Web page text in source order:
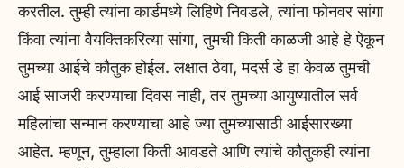
करतील. तुम्ही त्यांना कार्डमध्ये लिहिणे निवडले, त्यांना फोनवर सांगा
किंवा त्यांना वैयक्तिकरित्या सांगा, तुमची किती काळजी आहे हे ऐकून
तुमच्या आईचे कौतुक होईल. लक्षात ठेवा, मदर्स डे हा केवळ तुमची
आई साजरी करण्याचा दिवस नाही, तर तुमच्या आयुष्यातील सर्व
महिलांचा सन्मान करण्याचा आहे ज्या तुमच्यासाठी आईसारख्या
आहेत. म्हणून, तुम्हाला किती आवडते आणि त्यांचे कौतुकही त्यांना